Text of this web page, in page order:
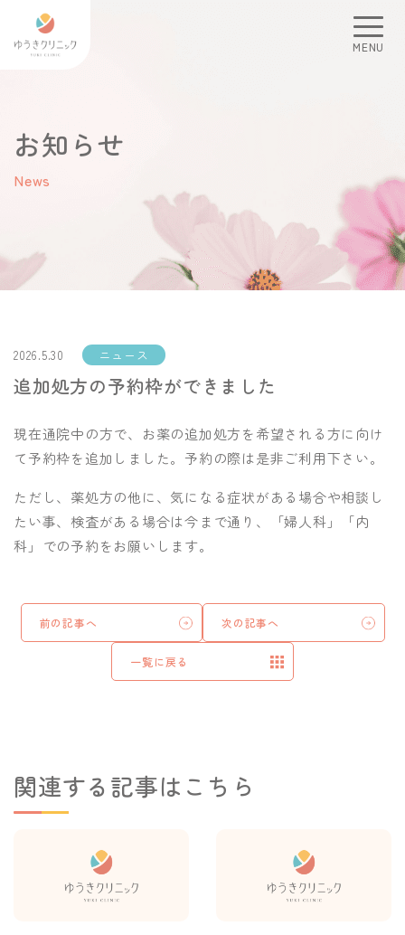
MENU
お知らせ
News
2026.5.30 ニュース
追加処方の予約枠ができました
現在通院中の方で、お薬の追加処方を希望される方に向け
て予約枠を追加しました。予約の際は是非ご利用下さい。
ただし、薬処方の他に、気になる症状がある場合や相談し
たい事、検査がある場合は今まで通り、「婦人科」「内
科」での予約をお願いします。
前の記事へ
一覧に戻る
次の記事へ
関連する記事はこちら